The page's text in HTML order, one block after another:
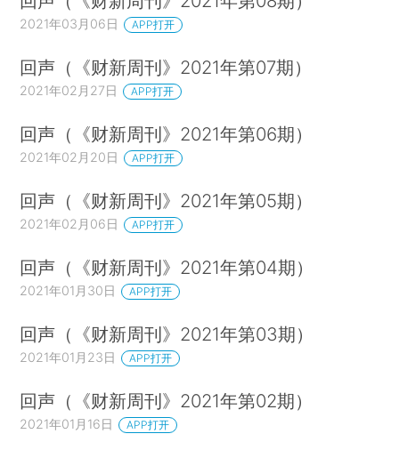
2021年03月06日 APP打开
回声（《财新周刊》2021年第07期）
2021年02月27日 APP打开
回声（《财新周刊》2021年第06期）
2021年02月20日 APP打开
回声（《财新周刊》2021年第05期）
2021年02月06日 APP打开
回声（《财新周刊》2021年第04期）
2021年01月30日 APP打开
回声（《财新周刊》2021年第03期）
2021年01月23日 APP打开
回声（《财新周刊》2021年第02期）
2021年01月16日 APP打开